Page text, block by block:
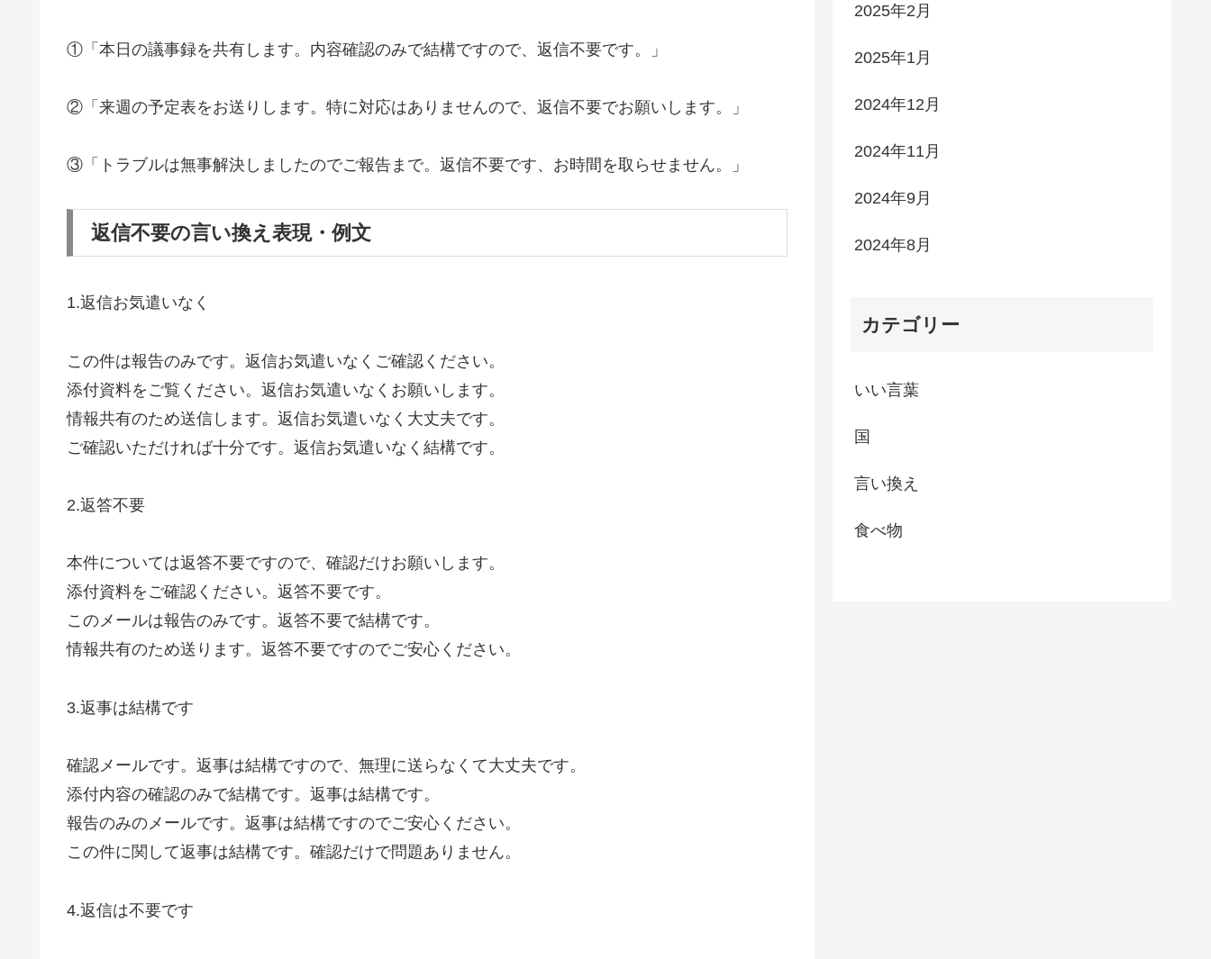
①「本日の議事録を共有します。内容確認のみで結構ですので、返信不要です。」
②「来週の予定表をお送りします。特に対応はありませんので、返信不要でお願いします。」
③「トラブルは無事解決しましたのでご報告まで。返信不要です、お時間を取らせません。」
返信不要の言い換え表現・例文
1.返信お気遣いなく
この件は報告のみです。返信お気遣いなくご確認ください。
添付資料をご覧ください。返信お気遣いなくお願いします。
情報共有のため送信します。返信お気遣いなく大丈夫です。
ご確認いただければ十分です。返信お気遣いなく結構です。
2.返答不要
本件については返答不要ですので、確認だけお願いします。
添付資料をご確認ください。返答不要です。
このメールは報告のみです。返答不要で結構です。
情報共有のため送ります。返答不要ですのでご安心ください。
3.返事は結構です
確認メールです。返事は結構ですので、無理に送らなくて大丈夫です。
添付内容の確認のみで結構です。返事は結構です。
報告のみのメールです。返事は結構ですのでご安心ください。
この件に関して返事は結構です。確認だけで問題ありません。
4.返信は不要です
2025年2月
2025年1月
2024年12月
2024年11月
2024年9月
2024年8月
カテゴリー
いい言葉
国
言い換え
食べ物